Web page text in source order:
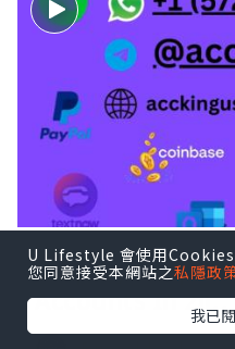
Step-by-Step:
Accounts In 20..
U Lifestyle 會使用Cookies
您同意接受本網站之私隱政
我已